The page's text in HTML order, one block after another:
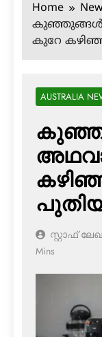
Home
കുഞ്ഞുങ്ങള്‍
കുറേ
AUSTRALIA
സ്റ്റാഫ്
Mins